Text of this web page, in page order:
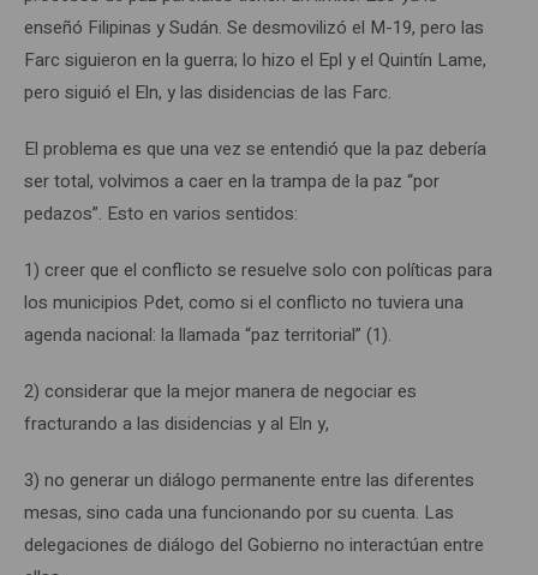
enseñó Filipinas y Sudán. Se desmovilizó el M-19, pero las
Farc siguieron en la guerra; lo hizo el Epl y el Quintín Lame,
pero siguió el Eln, y las disidencias de las Farc.
El problema es que una vez se entendió que la paz debería
ser total, volvimos a caer en la trampa de la paz “por
pedazos”. Esto en varios sentidos:
1) creer que el conflicto se resuelve solo con políticas para
los municipios Pdet, como si el conflicto no tuviera una
agenda nacional: la llamada “paz territorial” (1).
2) considerar que la mejor manera de negociar es
fracturando a las disidencias y al Eln y,
3) no generar un diálogo permanente entre las diferentes
mesas, sino cada una funcionando por su cuenta. Las
delegaciones de diálogo del Gobierno no interactúan entre